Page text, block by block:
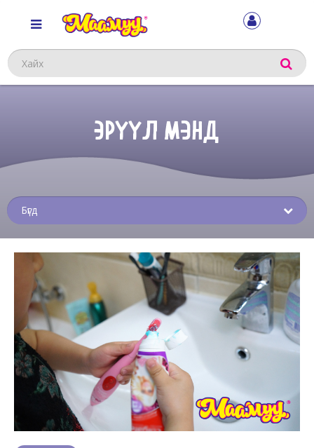
Хайх
ЭРҮҮЛ МЭНД